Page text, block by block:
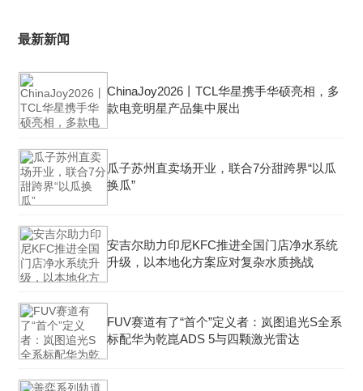
最新新闻
ChinaJoy2026丨TCL华星携手华硕亮相，多
款电竞明星产品集中展出
瓜子苏州直卖场开业，联合7分甜跨界“以瓜
换瓜”
安吉尔助力印尼KFC推进全国门店净水系统
升级，以本地化方案应对复杂水质挑战
FUV赛道有了“首个”定义者：岚图追光S全系
标配华为乾崑ADS 5与四颗激光雷达